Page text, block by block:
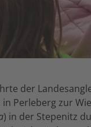
der
Perleberg zur
) in der Stepenitz